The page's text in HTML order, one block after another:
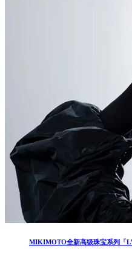
MIKIMOTO全新高级珠宝系列「